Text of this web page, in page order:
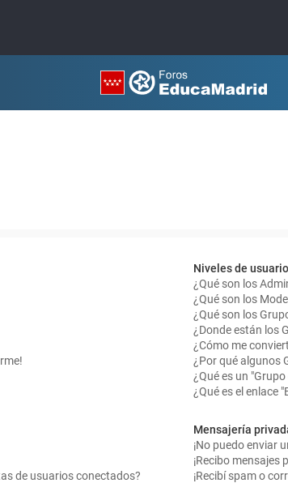
de usuarios conectados?
Niveles de
¿Qué son los
¿Qué son los
¿Qué son los
¿Donde están los
¿Cómo me
¿Por qué algunos
¿Qué es un
¿Qué es el enlace
Mensajería
¡No puedo enviar
¡Recibo mensajes
¡Recibí spam o